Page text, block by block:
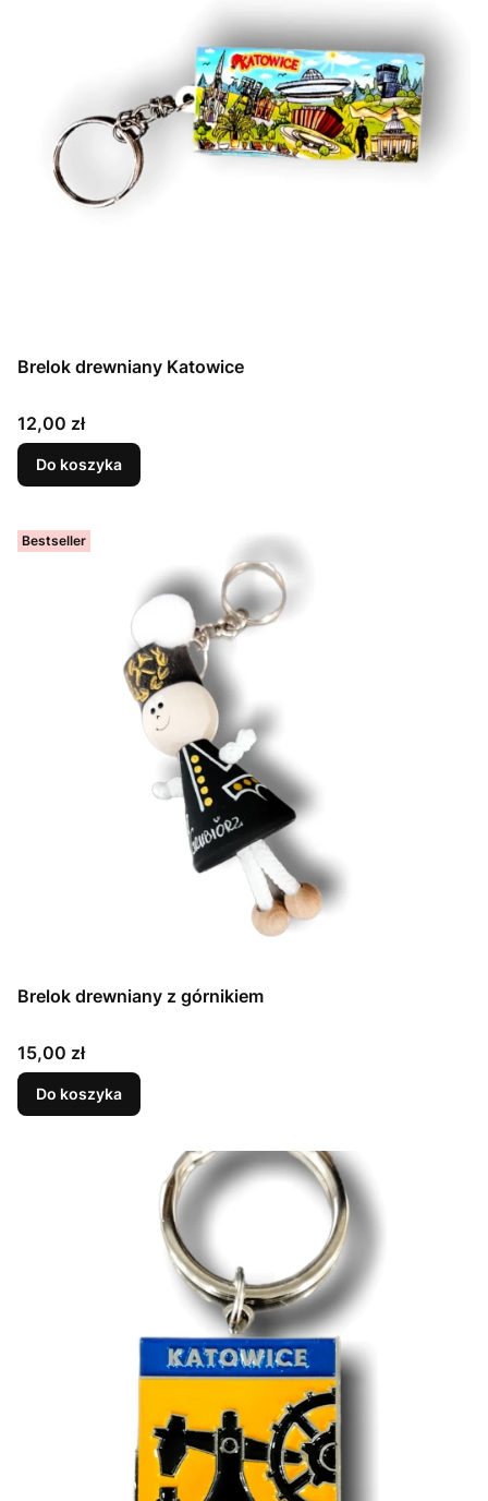
Brelok drewniany Katowice
Cena
12,00 zł
Do koszyka
Bestseller
Brelok drewniany z górnikiem
Cena
15,00 zł
Do koszyka